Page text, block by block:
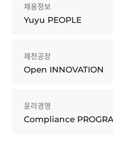
채용정보
Yuyu PEOPLE
제천공장
Open INNOVATION
윤리경영
Compliance